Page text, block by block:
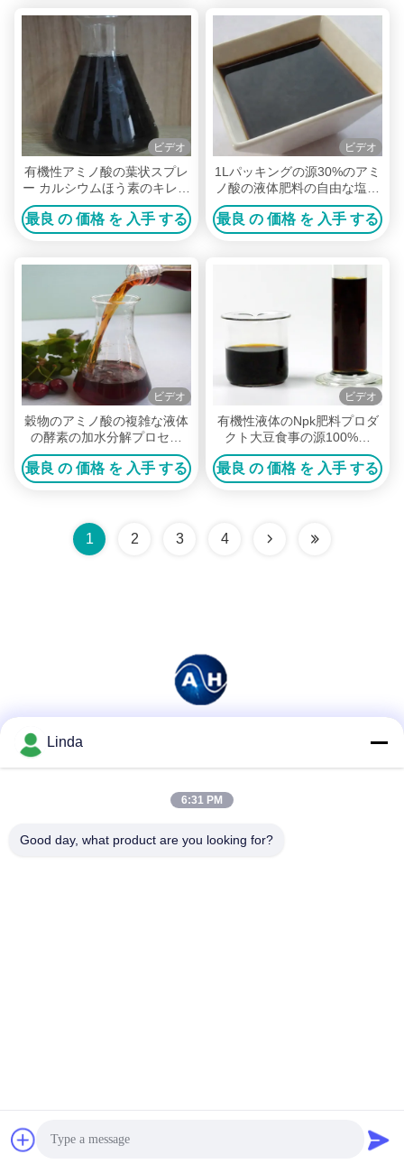
ビデオ
有機性アミノ酸の葉状スプレ
ー カルシウムほう素のキレー
ト化合物の葉菜
最良 の 価格 を 入手 する
ビデオ
1Lパッキングの源30%のアミ
ノ酸の液体肥料の自由な塩素
を植えて下さい
最良 の 価格 を 入手 する
ビデオ
穀物のアミノ酸の複雑な液体
の酵素の加水分解プロセス
50%純度
最良 の 価格 を 入手 する
ビデオ
有機性液体のNpk肥料プロダ
クト大豆食事の源100%の
Soluble純度
最良 の 価格 を 入手 する
1 2 3 4
迅速な連絡
Chengdu Chelation Biology Technology Co., Ltd. すべて 権利は保
Linda
6:31 PM
Good day, what product are you looking for?